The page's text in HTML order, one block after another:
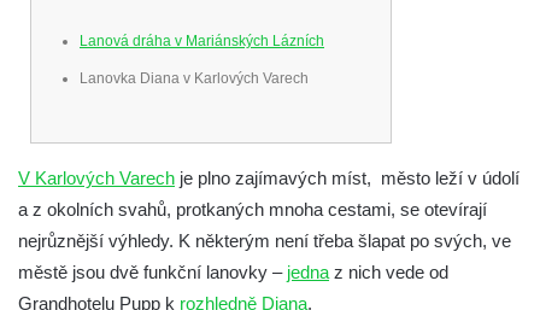
Lanová dráha v Mariánských Lázních
Lanovka Diana v Karlových Varech
V Karlových Varech je plno zajímavých míst, město leží v údolí
a z okolních svahů, protkaných mnoha cestami, se otevírají
nejrůznější výhledy. K některým není třeba šlapat po svých, ve
městě jsou dvě funkční lanovky – jedna z nich vede od
Grandhotelu Pupp k rozhledně Diana.